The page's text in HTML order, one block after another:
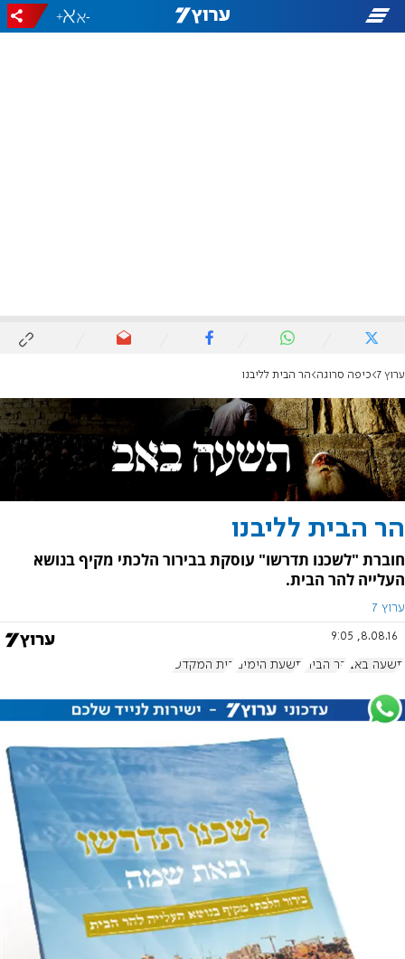
-
+
ערוץ 7 כיפה סרוגה הר הבית לליבנו
הר הבית לליבנו
חוברת "לשכנו תדרשו" עוסקת בבירור הלכתי מקיף בנושא
העלייה להר הבית.
ערוץ 7
8.08.16, 9:05
תשעה באב הר הבית תשעת הימים בית המקדש